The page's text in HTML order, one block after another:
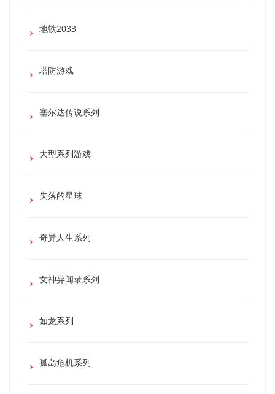
地铁2033
塔防游戏
塞尔达传说系列
大型系列游戏
失落的星球
奇异人生系列
女神异闻录系列
如龙系列
孤岛危机系列